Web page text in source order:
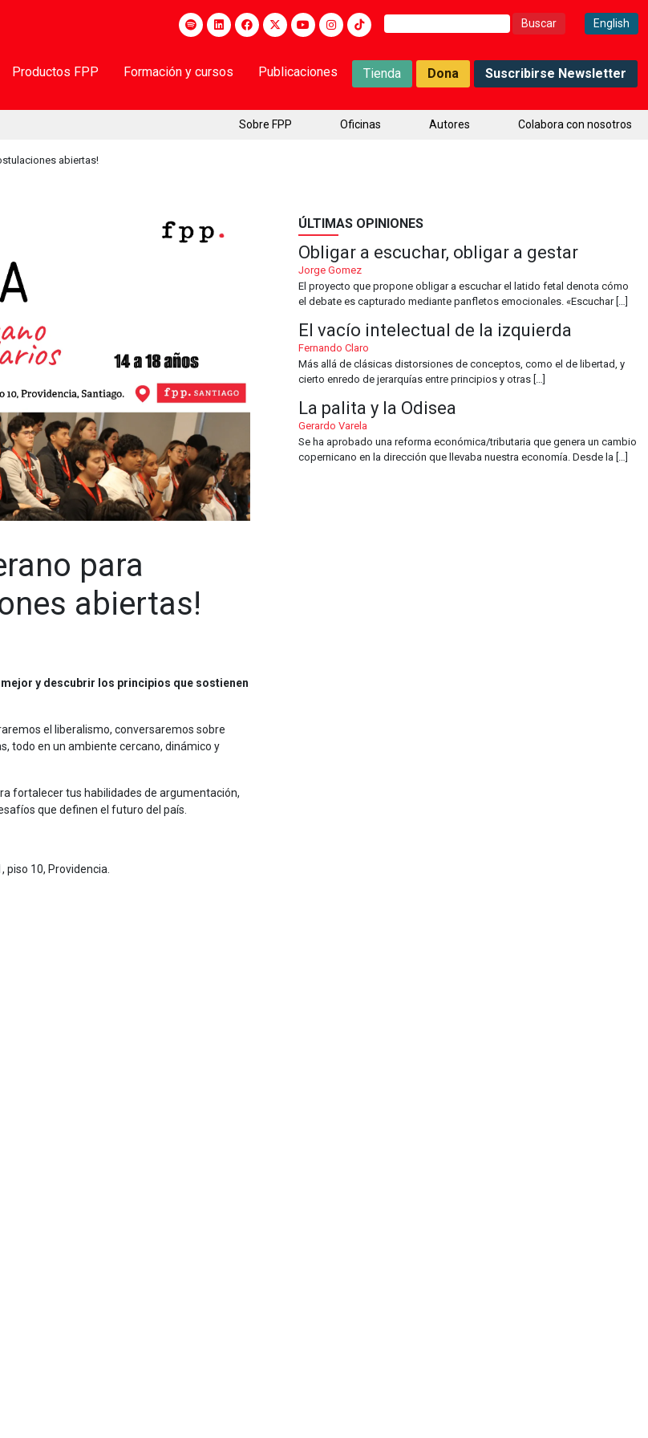
Buscar: English
Productos FPP Formación y cursos Publicaciones Tienda Dona Suscribirse Newsletter
Sobre FPP Oficinas Autores Colabora con nosotros
abiertas!
para
abiertas!
y descubrir los principios que sostienen
el liberalismo, conversaremos sobre
todo en un ambiente cercano, dinámico y
fortalecer tus habilidades de argumentación,
que definen el futuro del país.
191, piso 10, Providencia.
ÚLTIMAS OPINIONES
Obligar a escuchar, obligar a gestar
Jorge Gomez
El proyecto que propone obligar a escuchar el latido fetal denota cómo
el debate es capturado mediante panfletos emocionales. «Escuchar […]
El vacío intelectual de la izquierda
Fernando Claro
Más allá de clásicas distorsiones de conceptos, como el de libertad, y
cierto enredo de jerarquías entre principios y otras […]
La palita y la Odisea
Gerardo Varela
Se ha aprobado una reforma económica/tributaria que genera un cambio
copernicano en la dirección que llevaba nuestra economía. Desde la […]